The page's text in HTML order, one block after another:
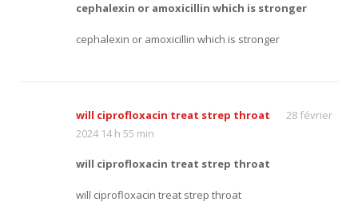
cephalexin or amoxicillin which is stronger
cephalexin or amoxicillin which is stronger
will ciprofloxacin treat strep throat
28 février
2024 14 h 55 min
will ciprofloxacin treat strep throat
will ciprofloxacin treat strep throat